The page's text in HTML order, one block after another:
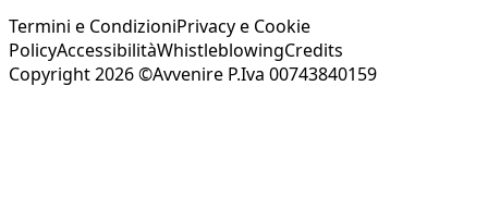
Termini e CondizioniPrivacy e Cookie
PolicyAccessibilitàWhistleblowingCredits
Copyright 2026 ©Avvenire P.Iva 00743840159